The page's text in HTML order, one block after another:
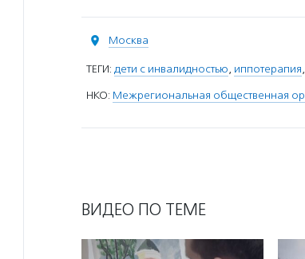
Москва
ТЕГИ: дети с инвалидностью, иппотерапия,
НКО: Межрегиональная общественная
ВИДЕО ПО ТЕМЕ